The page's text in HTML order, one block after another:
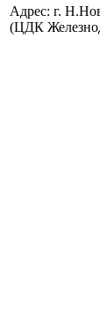
Адрес: г.
(ЦДК